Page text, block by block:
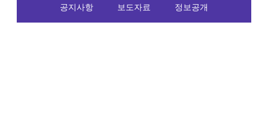
공지사항 보도자료 정보공개